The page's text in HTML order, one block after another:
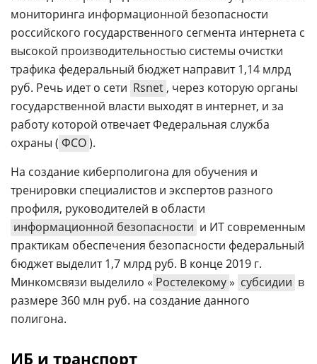
мониторинга информационной безопасности
российского государственного сегмента интернета с
высокой производительностью системы очистки
трафика федеральный бюджет направит 1,14 млрд
руб. Речь идет о сети Rsnet , через которую органы
государственной власти выходят в интернет, и за
работу которой отвечает Федеральная служба
охраны ( ФСО).
На создание киберполигона для обучения и
тренировки специалистов и экспертов разного
профиля, руководителей в области
информационной безопасности и ИТ современным
практикам обеспечения безопасности федеральный
бюджет выделит 1,7 млрд руб. В конце 2019 г.
Минкомсвязи выделило « Ростелекому» субсидии в
размере 360 млн руб. на создание данного
полигона.
ИБ и транспорт